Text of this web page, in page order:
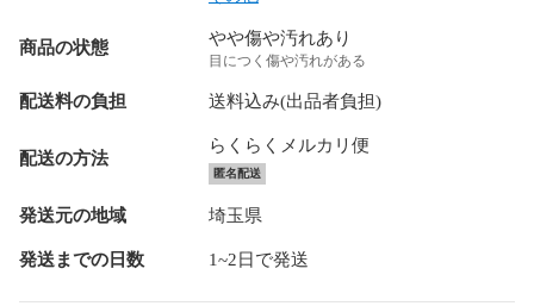
商品の状態 やや傷や汚れあり
目につく傷や汚れがある
配送料の負担 送料込み(出品者負担)
配送の方法
らくらくメルカリ便
匿名配送
発送元の地域 埼玉県
発送までの日数 1~2日で発送